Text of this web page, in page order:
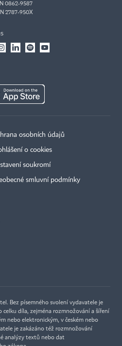
0862-9587
2787-950X
osobních údajů
o cookies
soukromí
smluvní podmínky
Bez písemného svolení vydavatele je
díla, zejména rozmnožování a šíření
nebo elektronickým, v českém nebo
je zakázáno též rozmnožování
analýzy textů nebo dat